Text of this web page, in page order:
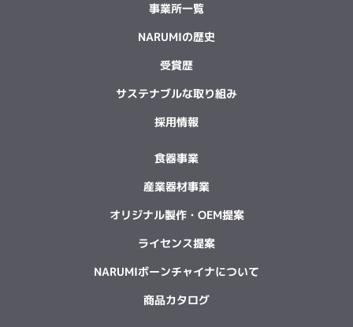
事業所一覧
NARUMIの歴史
受賞歴
サステナブルな取り組み
採用情報
食器事業
産業器材事業
オリジナル製作・OEM提案
ライセンス提案
NARUMIボーンチャイナについて
商品カタログ